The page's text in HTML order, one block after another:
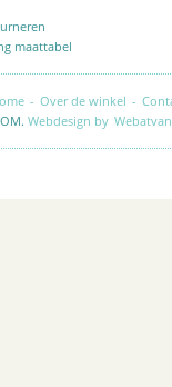
maattabel
- Over de winkel -
Webdesign by